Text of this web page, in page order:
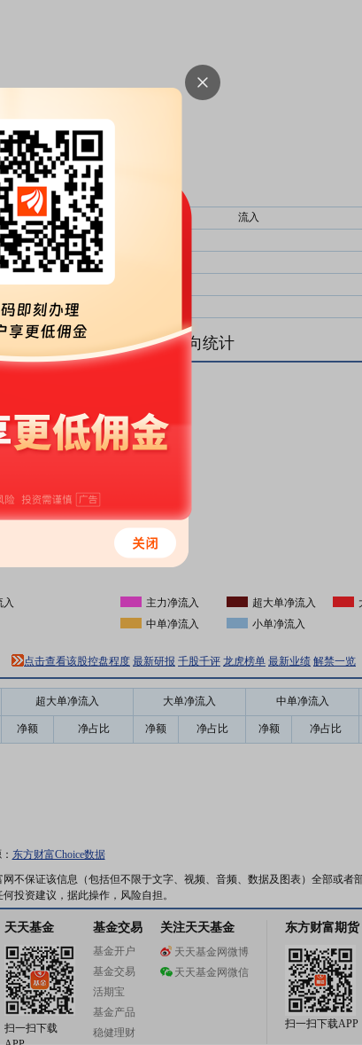
流入
入
盘后资金流向统计
主力净流入 超大单净流入
中单净流入
小单净流入
点击查看该股控盘程度 最新研报 千股千评 龙虎榜单 最新业绩 解禁一览
超大单净流入 大单净流入 中单净流入
净额 净占比 净额 净占比 净额 净占比
东方财富Choice数据
不保证该信息（包括但不限于文字、视频、音频、数据及图表）全部或者
投资建议，据此操作，风险自担。
天天基金
扫一扫下载
基金交易
基金开户
基金交易
活期宝
基金产品
稳健理财
关注天天基金
天天基金网微博
天天基金网微信
东方财富期货
扫一扫下载APP